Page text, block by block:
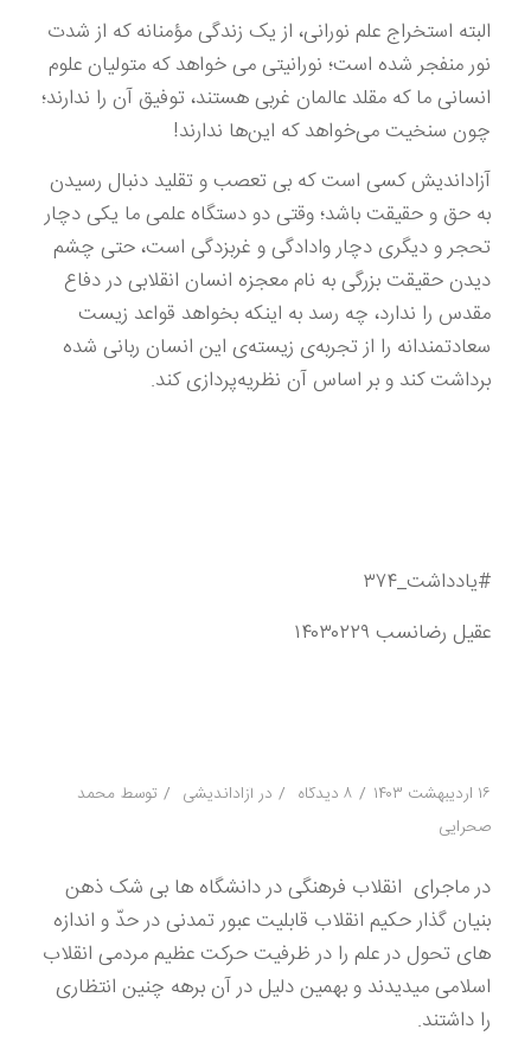
البته استخراج علم نورانی، از یک زندگی مؤمنانه که از شدت
نور منفجر شده است؛ نورانیتی می خواهد که متولیان علوم
انسانی ما که مقلد عالمان غربی هستند، توفیق آن را ندارند؛
چون سنخیت می‌خواهد که این‌ها ندارند!
آزاداندیش کسی است که بی تعصب و تقلید دنبال رسیدن
به حق و حقیقت باشد؛ وقتی دو دستگاه علمی ما یکی دچار
تحجر و دیگری دچار وادادگی و غربزدگی است، حتی چشم
دیدن حقیقت بزرگی به نام معجزه انسان انقلابی در دفاع
مقدس را ندارد، چه رسد به اینکه بخواهد قواعد زیست
سعادتمندانه را از تجربه‌ی زیسته‌ی این انسان ربانی شده
برداشت کند و بر اساس آن نظریه‌پردازی کند.
#یادداشت_۳۷۴
عقیل رضانسب ۱۴۰۳۰۲۲۹
۱۶ اردیبهشت ۱۴۰۳ / ۸ دیدگاه / در آزاداندیشی / توسط محمد
صحرایی
در ماجرای انقلاب فرهنگی در دانشگاه ها بی شک ذهن
بنیان گذار حکیم انقلاب قابلیت عبور تمدنی در حدّ و اندازه
های تحول در علم را در ظرفیت حرکت عظیم مردمی انقلاب
اسلامی میدیدند و بهمین دلیل در آن برهه چنین انتظاری
را داشتند.